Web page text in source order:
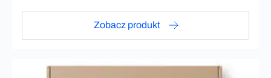
Zobacz produkt